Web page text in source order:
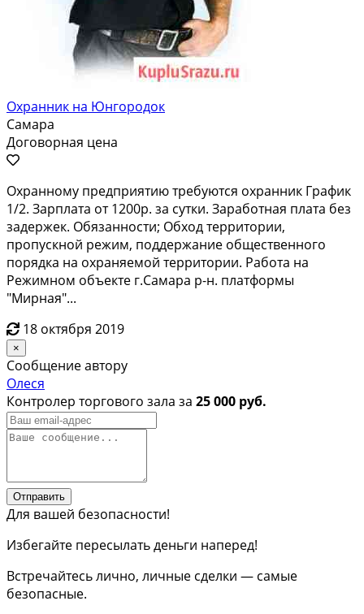
Охранник на Юнгородок
Самара
Договорная цена
Охранному предприятию требуются охранник График
1/2. Зарплата от 1200р. за сутки. Заработная плата без
задержек. Обязанности; Обход территории,
пропускной режим, поддержание общественного
порядка на охраняемой территории. Работа на
Режимном объекте г.Самара р-н. платформы
"Мирная"...
18 октября 2019
×
Сообщение автору
Олеся
Контролер торгового зала за 25 000 руб.
Отправить
Для вашей безопасности!
Избегайте пересылать деньги наперед!
Встречайтесь лично, личные сделки — самые
безопасные.